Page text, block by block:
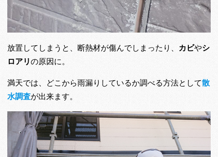
放置してしまうと、断熱材が傷んでしまったり、 カビやシ
ロアリの原因に。
満天では、どこから雨漏りしているか調べる方法として散
水調査が出来ます。